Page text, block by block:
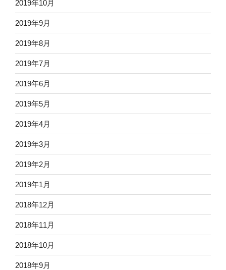
2019年10月
2019年9月
2019年8月
2019年7月
2019年6月
2019年5月
2019年4月
2019年3月
2019年2月
2019年1月
2018年12月
2018年11月
2018年10月
2018年9月